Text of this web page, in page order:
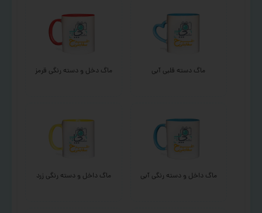
ماگ دسته قلبی آبی ماگ دخل و دسته رنگی قرمز
ماگ داخل و دسته رنگی آبی ماگ داخل و دسته رنگی زرد